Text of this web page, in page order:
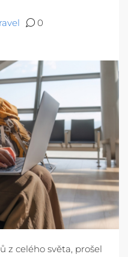
0
z celého světa, prošel